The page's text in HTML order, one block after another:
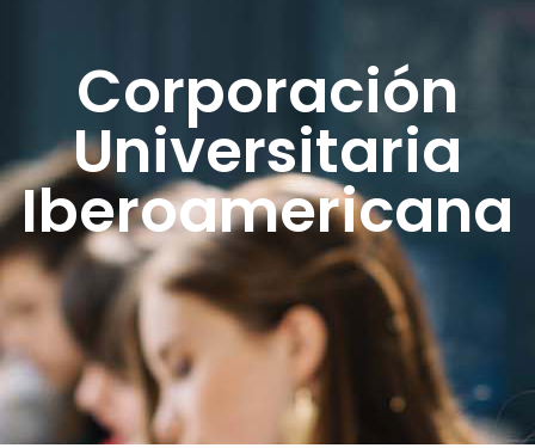
Corporación
Universitaria
Iberoamericana